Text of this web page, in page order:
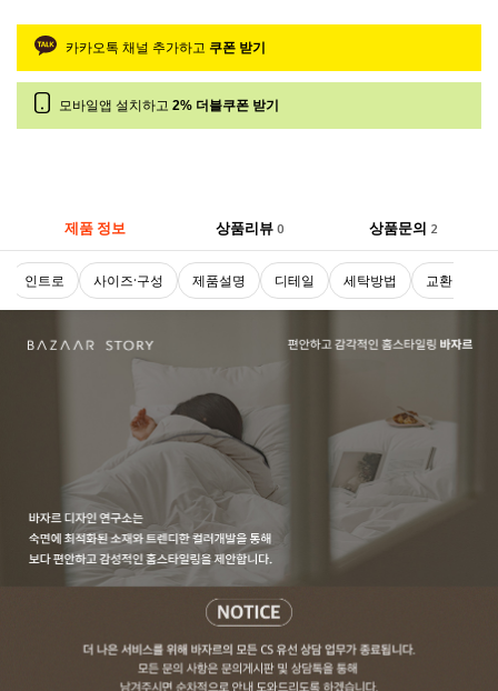
카카오톡 채널 추가하고 쿠폰 받기
모바일앱 설치하고 2% 더블쿠폰 받기
제품 정보 상품리뷰 0 상품문의 2
인트로 사이즈·구성 제품설명 디테일 세탁방법 교환 및 반